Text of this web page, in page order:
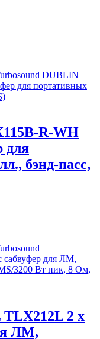
R-WH
для
бэнд-пасс,
2 х
ЛМ,